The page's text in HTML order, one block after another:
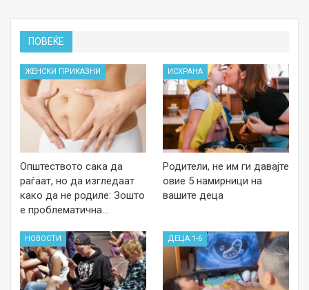
ПОВЕЌЕ
ЖЕНСКИ ПРИКАЗНИ
Општеството сака да
раѓаат, но да изгледаат
како да не родиле: Зошто
е проблематична…
ИСХРАНА
Родители, не им ги давајте
овие 5 намирници на
вашите деца
НОВОСТИ ДЕЦА 1-6